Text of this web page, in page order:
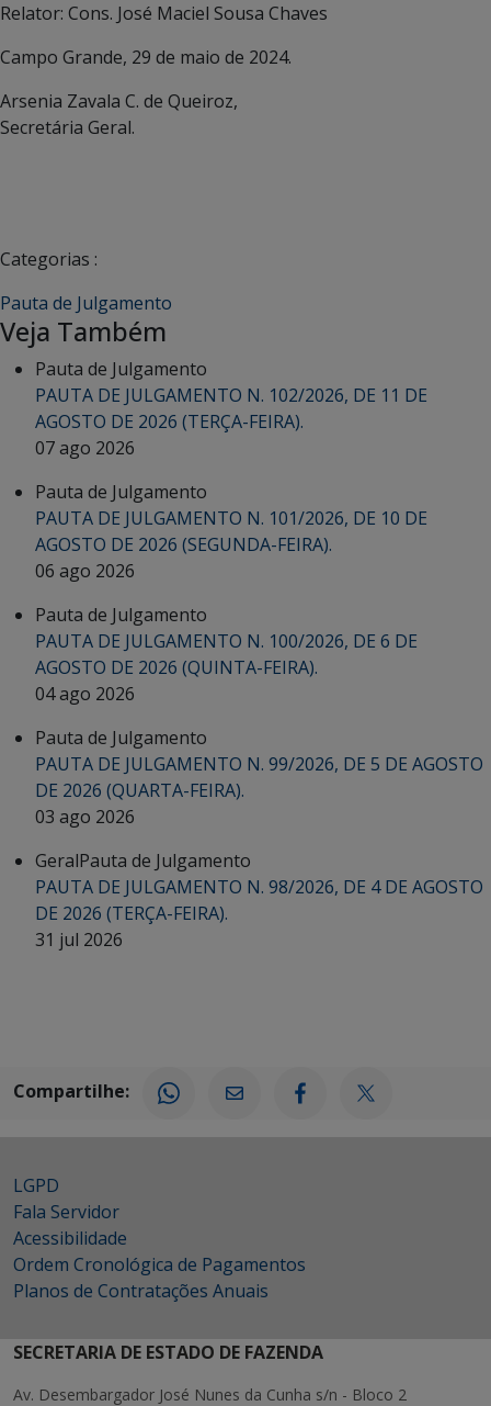
Relator: Cons. José Maciel Sousa Chaves
Campo Grande, 29 de maio de 2024.
Arsenia Zavala C. de Queiroz,
Secretária Geral.
Categorias :
Pauta de Julgamento
Veja Também
Pauta de Julgamento
PAUTA DE JULGAMENTO N. 102/2026, DE 11 DE
AGOSTO DE 2026 (TERÇA-FEIRA).
07 ago 2026
Pauta de Julgamento
PAUTA DE JULGAMENTO N. 101/2026, DE 10 DE
AGOSTO DE 2026 (SEGUNDA-FEIRA).
06 ago 2026
Pauta de Julgamento
PAUTA DE JULGAMENTO N. 100/2026, DE 6 DE
AGOSTO DE 2026 (QUINTA-FEIRA).
04 ago 2026
Pauta de Julgamento
PAUTA DE JULGAMENTO N. 99/2026, DE 5 DE AGOSTO
DE 2026 (QUARTA-FEIRA).
03 ago 2026
GeralPauta de Julgamento
PAUTA DE JULGAMENTO N. 98/2026, DE 4 DE AGOSTO
DE 2026 (TERÇA-FEIRA).
31 jul 2026
Compartilhe:
LGPD
Fala Servidor
Acessibilidade
Ordem Cronológica de Pagamentos
Planos de Contratações Anuais
SECRETARIA DE ESTADO DE FAZENDA
Av. Desembargador José Nunes da Cunha s/n - Bloco 2